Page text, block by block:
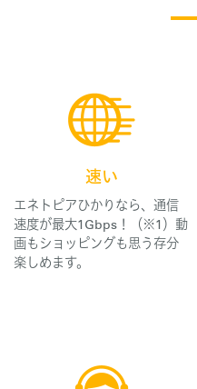
速い
エネトピアひかりなら、通信
速度が最大1Gbps！（※1）動
画もショッピングも思う存分
楽しめます。